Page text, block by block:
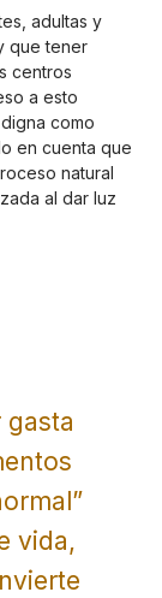
adultas y
que tener
centros
a esto
como
en cuenta que
natural
al dar luz
gasta
vida,